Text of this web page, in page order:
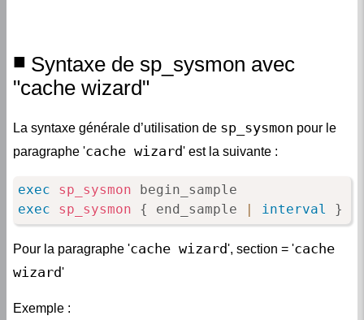
Syntaxe de sp_sysmon avec
"cache wizard"
La syntaxe générale d’utilisation de sp_sysmon pour le
paragraphe 'cache wizard' est la suivante :
exec sp_sysmon
exec
sp_sysmon { end_sample interval }
Pour la paragraphe 'cache wizard', section = 'cache
wizard'
Exemple :